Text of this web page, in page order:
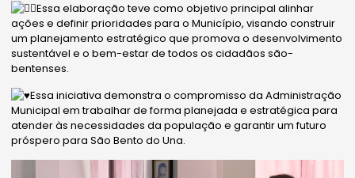
Essa elaboração teve como objetivo principal alinhar
ações e definir prioridades para o Município, visando construir
um planejamento estratégico que promova o desenvolvimento
sustentável e o bem-estar de todos os cidadãos são-
bentenses.
Essa iniciativa demonstra o compromisso da Administração
Municipal em trabalhar de forma planejada e estratégica para
atender às necessidades da população e garantir um futuro
próspero para São Bento do Una.